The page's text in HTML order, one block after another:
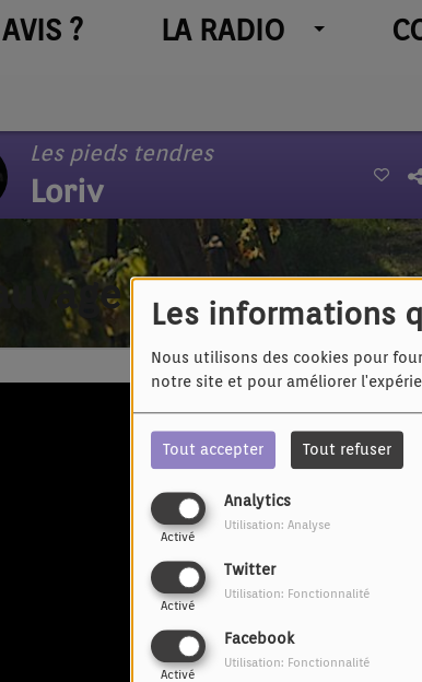
Les informations
Nous utilisons des cookies pour
notre site et pour améliorer
Tout accepter Tout refuser
Analytics
Activé
Utilisation: Analyse
Twitter
Activé
Utilisation: Fonctionnalité
Facebook
Activé
Utilisation: Fonctionnalité
? LA RADIO
Les pieds tendres
Loriv
- Ne t'en fait